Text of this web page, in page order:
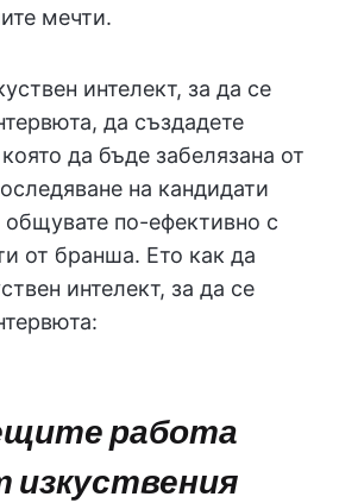
мечти.
интелект, за да се
да създадете
да бъде забелязана от
на кандидати
общувате по-ефективно с
от бранша. Ето как да
интелект, за да се
работа
изкуствения